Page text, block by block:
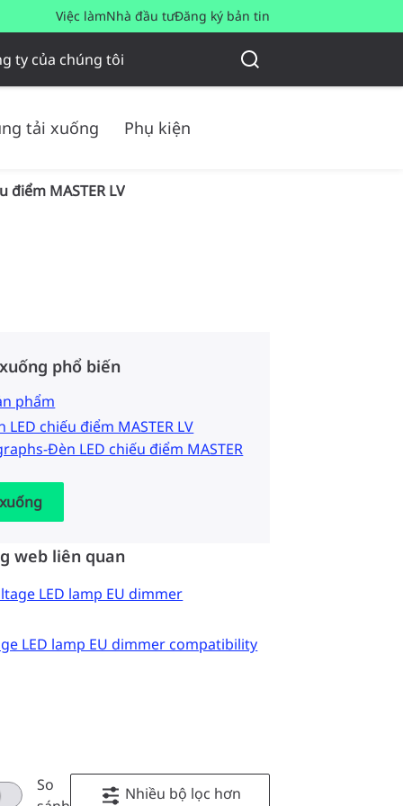
Việc làmNhà đầu tưĐăng ký bản tin
ty của chúng tôi
tải xuống Phụ kiện
điểm MASTER LV
phổ biến
phẩm
LED chiếu điểm MASTER LV
Đèn LED chiếu điểm MASTER
web liên quan
LED lamp EU dimmer
LED lamp EU dimmer compatibility
So
Nhiều bộ lọc hơn